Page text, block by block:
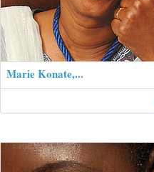
Marie Konate,...